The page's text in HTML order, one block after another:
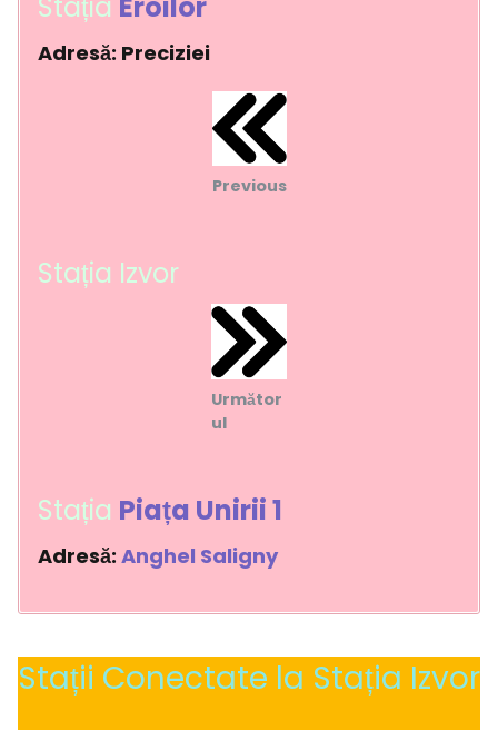
Adresă: Preciziei
Previous
Stația Izvor
Următor
ul
Stația Piața Unirii 1
Adresă: Anghel Saligny
Stații Conectate la Stația Izvor